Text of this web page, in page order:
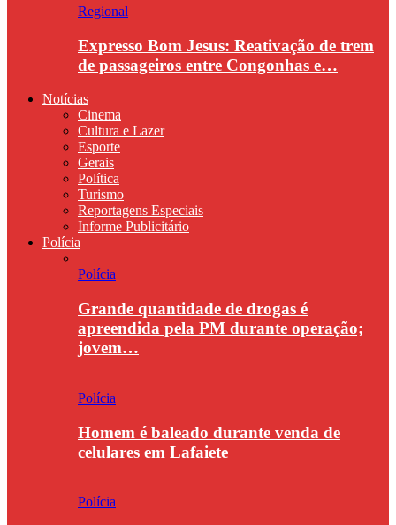
Regional
Expresso Bom Jesus: Reativação de trem
de passageiros entre Congonhas e…
Notícias
Cinema
Cultura e Lazer
Esporte
Gerais
Política
Turismo
Reportagens Especiais
Informe Publicitário
Polícia
Polícia
Grande quantidade de drogas é
apreendida pela PM durante operação;
jovem…
Polícia
Homem é baleado durante venda de
celulares em Lafaiete
Polícia